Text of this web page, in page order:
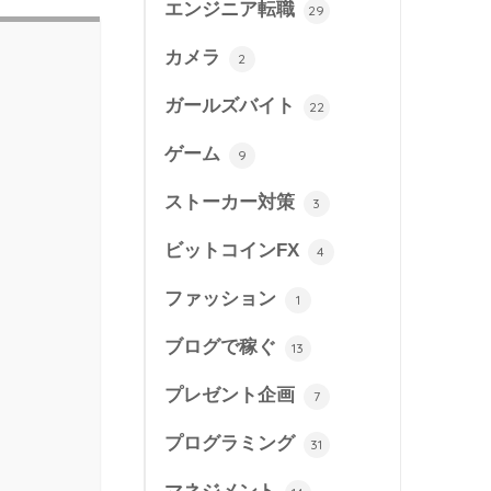
エンジニア転職 29
カメラ 2
ガールズバイト 22
ゲーム 9
ストーカー対策 3
ビットコインFX 4
ファッション 1
ブログで稼ぐ 13
プレゼント企画 7
プログラミング 31